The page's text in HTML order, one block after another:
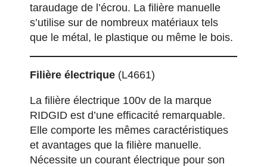
taraudage de l’écrou. La filière manuelle
s’utilise sur de nombreux matériaux tels
que le métal, le plastique ou même le bois.
Filière électrique (L4661)
La filière électrique 100v de la marque
RIDGID est d’une efficacité remarquable.
Elle comporte les mêmes caractéristiques
et avantages que la filière manuelle.
Nécessite un courant électrique pour son